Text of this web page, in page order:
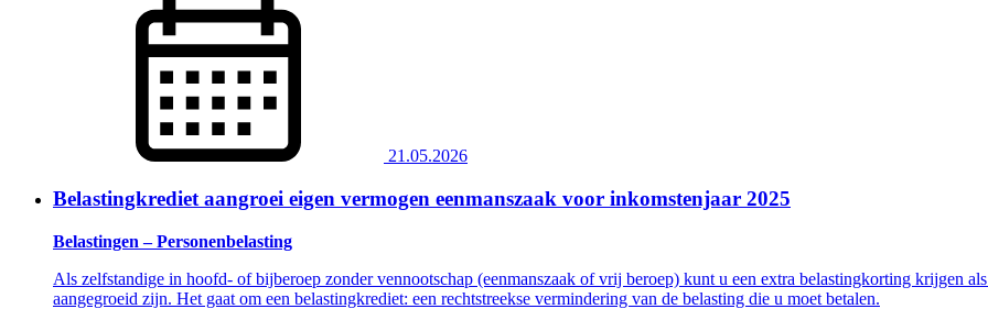
21.05.2026
Belastingkrediet aangroei eigen vermogen eenmanszaak voor inkomstenjaar 2025
Belastingen – Personenbelasting
Als zelfstandige in hoofd- of bijberoep zonder vennootschap (eenmanszaak of vrij beroep) kunt u een extra belastingkorting krijgen
aangegroeid zijn. Het gaat om een belastingkrediet: een rechtstreekse vermindering van de belasting die u moet betalen.